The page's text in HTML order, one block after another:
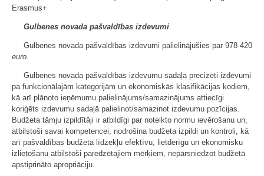
Erasmus+
Gulbenes novada pašvaldības izdevumi
Gulbenes novada pašvaldības izdevumi palielinājušies par 978 420
euro
Gulbenes novada pašvaldības izdevumu sadaļā precizēti izdevumi
pa funkcionālajām kategorijām un ekonomiskās klasifikācijas kodiem,
kā arī plānoto ieņēmumu palielinājums/samazinājums attiecīgi
koriģēts izdevumu sadaļā palielinot/samazinot izdevumu pozīcijas.
Budžeta tāmju izpildītāji ir atbildīgi par noteikto normu ievērošanu un,
atbilstoši savai kompetencei, nodrošina budžeta izpildi un kontroli, kā
arī pašvaldības budžeta līdzekļu efektīvu, lietderīgu un ekonomisku
izlietošanu atbilstoši paredzētajiem mērķiem, nepārsniedzot budžetā
apstiprināto apropriāciju.